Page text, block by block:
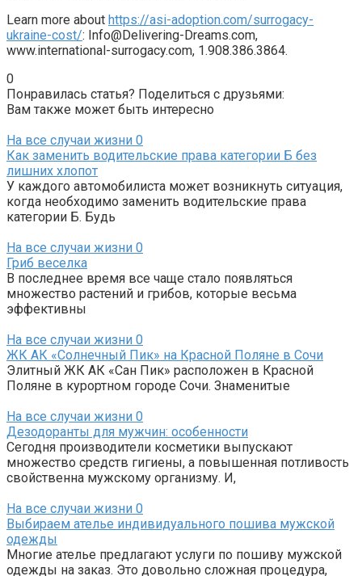
Learn more about https://asi-adoption.com/surrogacy-
ukraine-cost/: Info@Delivering-Dreams.com,
www.international-surrogacy.com, 1.908.386.3864.
0
Понравилась статья? Поделиться с друзьями:
Вам также может быть интересно
На все случаи жизни 0
Как заменить водительские права категории Б без
лишних хлопот
У каждого автомобилиста может возникнуть ситуация,
когда необходимо заменить водительские права
категории Б. Будь
На все случаи жизни 0
Гриб веселка
В последнее время все чаще стало появляться
множество растений и грибов, которые весьма
эффективны
На все случаи жизни 0
ЖК АК «Солнечный Пик» на Красной Поляне в Сочи
Элитный ЖК АК «Сан Пик» расположен в Красной
Поляне в курортном городе Сочи. Знаменитые
На все случаи жизни 0
Дезодоранты для мужчин: особенности
Сегодня производители косметики выпускают
множество средств гигиены, а повышенная потливость
свойственна мужскому организму. И,
На все случаи жизни 0
Выбираем ателье индивидуального пошива мужской
одежды
Многие ателье предлагают услуги по пошиву мужской
одежды на заказ. Это довольно сложная процедура,